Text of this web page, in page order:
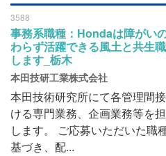
3588
事務系職種：Hondaは障がい
わらず活躍できる風土と共生
します_栃木
本田技研工業株式会社
本田技術研究所にて各管理間
ける専門業務、企画業務等を
します。 ご応募いただいた職
基づき、配...